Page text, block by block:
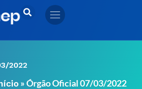
2022
»Órgão Oficial 07/03/2022